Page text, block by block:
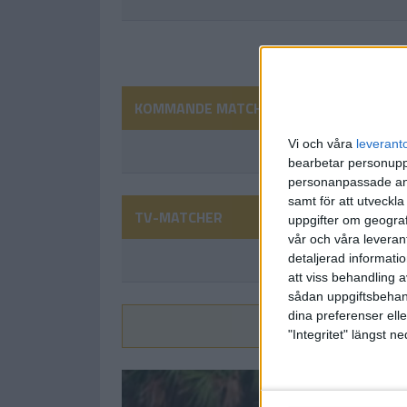
Vi och våra
bearbetar
personanpassade
samt för att
uppgifter om
vår och våra
detaljerad
att viss behandling
sådan
dina preferenser
"Integritet" längst
KOMMANDE MATCHER
TV-MATCHER